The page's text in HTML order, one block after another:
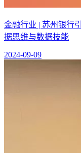
金融行业 | 苏州银行
据思维与数据技能
2024-09-09